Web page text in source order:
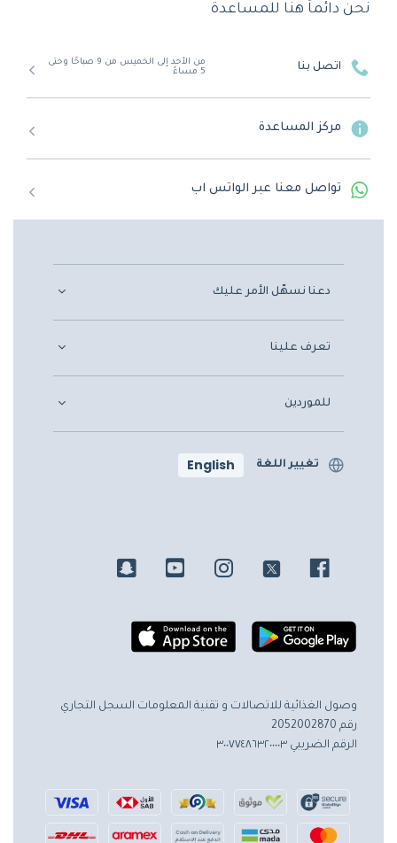
نحن دائماً هنا للمساعدة
اتصل بنا
من الأحد إلى الخميس من 9 صباحًا وحتى
5 مساءً
مركز المساعدة
تواصل معنا عبر الواتس اب
دعنا نسهّل الأمر عليك
تعرف علينا
للموردين
تغيير اللغة English
وصول الغذائية للاتصالات و تقنية المعلومات السجل التجاري
رقم 2052002870
الرقم الضريبي ٣٠٠٧٧٤٨٦٣٢٠٠٠٠٣